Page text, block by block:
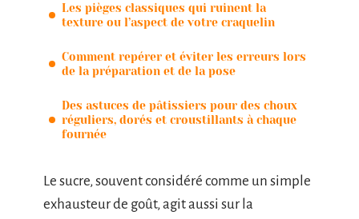
Les pièges classiques qui ruinent la
texture ou l’aspect de votre craquelin
Comment repérer et éviter les erreurs lors
de la préparation et de la pose
Des astuces de pâtissiers pour des choux
réguliers, dorés et croustillants à chaque
fournée
Le sucre, souvent considéré comme un simple
exhausteur de goût, agit aussi sur la